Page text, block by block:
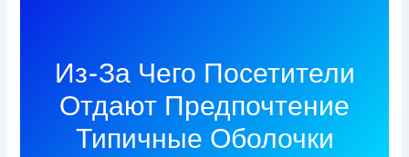
Из-За Чего Посетители
Отдают Предпочтение
Типичные Оболочки